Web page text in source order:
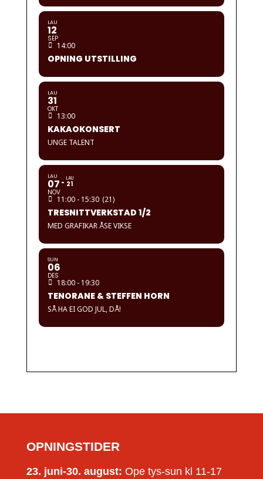
LAU
12
SEP
14:00
OPNING UTSTILLING
LAU
31
OKT
13:00
KAKAOKONSERT
UNGE TALENT
LAU
07
NOV
LAU
21
11:00 - 15:30 (21)
TRESNITTVERKSTAD 1/2
MED GRAFIKAR ÅSE VIKSE
SUN
06
DES
18:00 - 19:30
TENORANE & STEFFEN HORN
SÅ HA EI GOD JUL, DÅ!
OPNINGSTIDER
23. juni-30. august: Ope tys-sun kl 11-17